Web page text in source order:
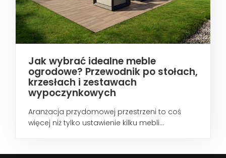
Jak wybrać idealne meble
ogrodowe? Przewodnik po stołach,
krzesłach i zestawach
wypoczynkowych
Aranżacja przydomowej przestrzeni to coś
więcej niż tylko ustawienie kilku mebli...